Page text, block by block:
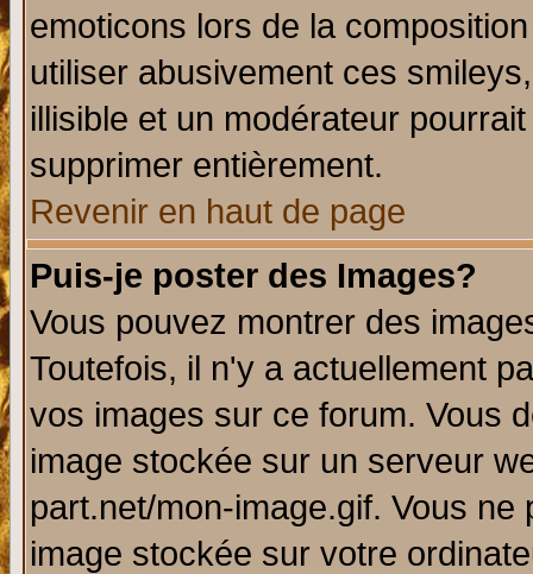
emoticons lors de la
utiliser abusivement ces
illisible et un modérateur
supprimer entièrement.
Revenir en haut de page
Puis-je poster des Images?
Vous pouvez montrer des
Toutefois, il n'y a actuellement
vos images sur ce forum. Vous
image stockée sur un serveur
part.net/mon-image.gif. Vous
image stockée sur votre